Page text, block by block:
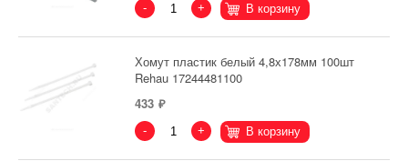
- + В корзину
Хомут пластик белый 4,8х178мм 100шт
Rehau 17244481100
433
- + В корзину